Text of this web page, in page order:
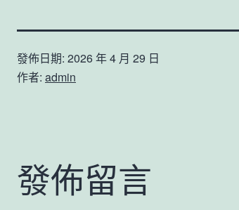
發佈日期: 2026 年 4 月 29 日
作者: admin
發佈留言